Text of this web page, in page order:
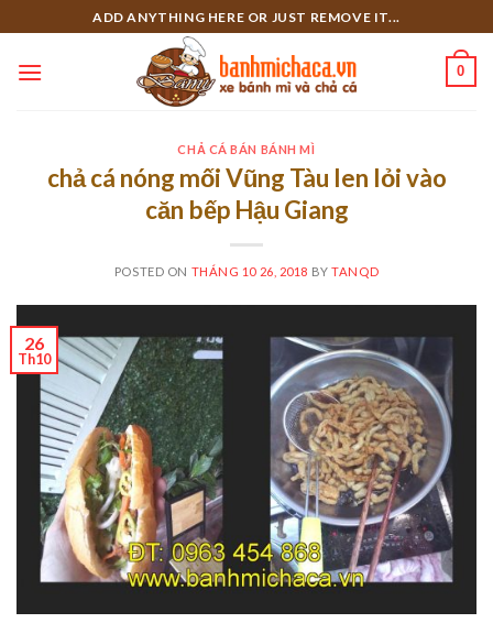
to
content
ADD ANYTHING HERE OR JUST REMOVE IT...
0
CHẢ CÁ BÁN BÁNH MÌ
chả cá nóng mối Vũng Tàu len lỏi vào
căn bếp Hậu Giang
POSTED ON THÁNG 10 26, 2018 BYTANQD
26
Th10